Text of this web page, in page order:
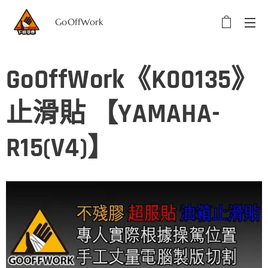
GoOffWork
GoOffWork《K00135》
止滑貼 【YAMAHA-
R15(V4)】